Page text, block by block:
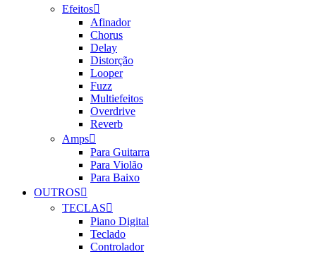
Efeitos
Afinador
Chorus
Delay
Distorção
Looper
Fuzz
Multiefeitos
Overdrive
Reverb
Amps
Para Guitarra
Para Violão
Para Baixo
OUTROS
TECLAS
Piano Digital
Teclado
Controlador